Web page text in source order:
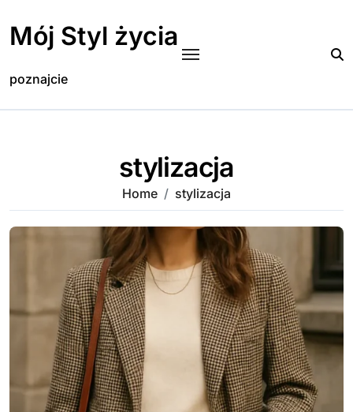
content
Mój Styl życia
poznajcie
stylizacja
Home stylizacja